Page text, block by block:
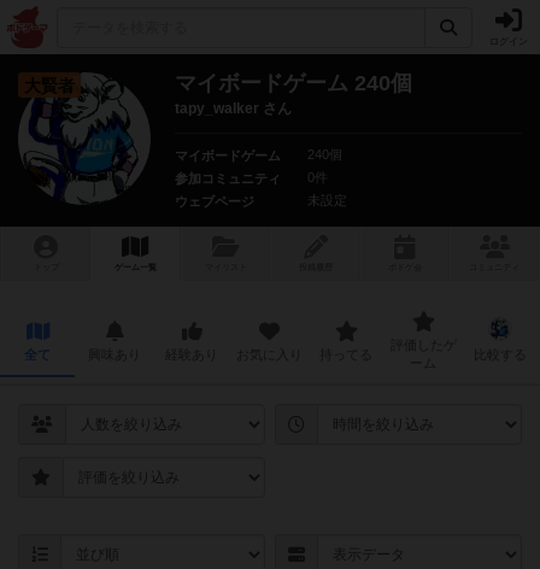
大賢者 マイボードゲーム 240個
tapy_walker さん
マイボードゲーム
240個
参加コミュニティ
0件
ウェブページ
未設定
ゲーム一覧
全て